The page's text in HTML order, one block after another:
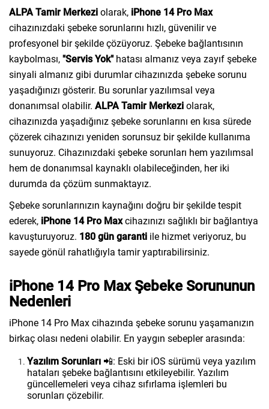
ALPA Tamir Merkezi olarak, iPhone 14 Pro Max
cihazınızdaki şebeke sorunlarını hızlı, güvenilir ve
profesyonel bir şekilde çözüyoruz. Şebeke bağlantısının
kaybolması, "Servis Yok"hatası almanız veya zayıf şebeke
sinyali almanız gibi durumlar cihazınızda şebeke sorunu
yaşadığınızı gösterir. Bu sorunlar yazılımsal veya
donanımsal olabilir. ALPA Tamir Merkezi olarak,
cihazınızda yaşadığınız şebeke sorunlarını en kısa sürede
çözerek cihazınızı yeniden sorunsuz bir şekilde kullanıma
sunuyoruz. Cihazınızdaki şebeke sorunları hem yazılımsal
hem de donanımsal kaynaklı olabileceğinden, her iki
durumda da çözüm sunmaktayız.
Şebeke sorunlarınızın kaynağını doğru bir şekilde tespit
ederek, iPhone 14 Pro Maxcihazınızı sağlıklı bir bağlantıya
kavuşturuyoruz. 180 gün garanti ile hizmet veriyoruz, bu
sayede gönül rahatlığıyla tamir yaptırabilirsiniz.
iPhone 14 Pro Max Şebeke Sorununun
Nedenleri
iPhone 14 Pro Max cihazında şebeke sorunu yaşamanızın
birkaç olası nedeni olabilir. En yaygın sebepler arasında:
Yazılım Sorunları 📲: Eski bir iOS sürümü veya yazılım
hataları şebeke bağlantısını etkileyebilir. Yazılım
güncellemeleri veya cihaz sıfırlama işlemleri bu
sorunları çözebilir.